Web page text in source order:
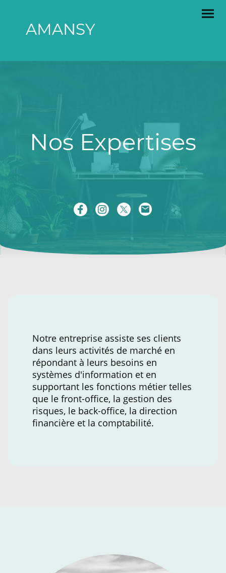
AMANSY
Nos Expertises
Notre entreprise assiste ses clients
dans leurs activités de marché en
répondant à leurs besoins en
systèmes d'information et en
supportant les fonctions métier telles
que le front-office, la gestion des
risques, le back-office, la direction
financière et la comptabilité.